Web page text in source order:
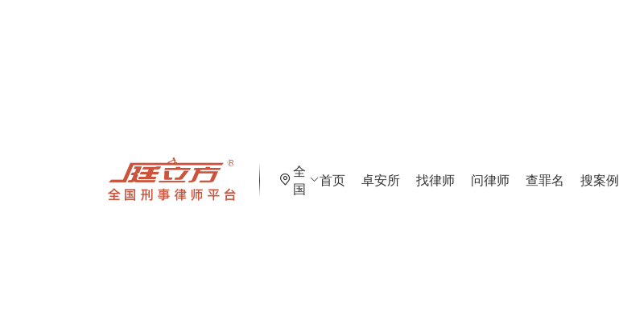
全
国
首页 卓安所 找律师 问律师 查罪名 搜案例